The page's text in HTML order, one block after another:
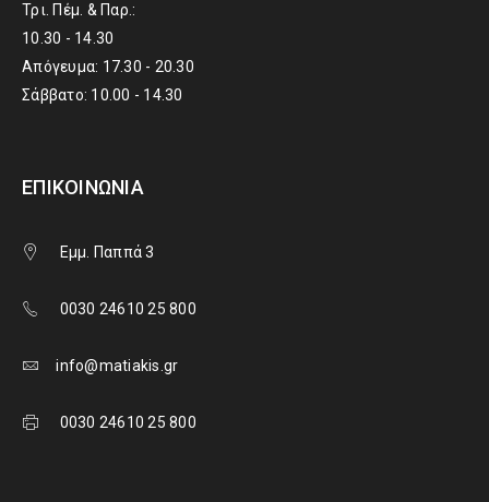
Τρι. Πέμ. & Παρ.:
10.30 - 14.30
Απόγευμα: 17.30 - 20.30
Σάββατο: 10.00 - 14.30
ΕΠΙΚΟΙΝΩΝΊΑ
Εμμ. Παππά 3
0030 24610 25 800
info@matiakis.gr
0030 24610 25 800